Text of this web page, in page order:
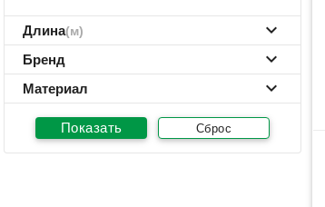
Длина(м)
Бренд
Материал
Сброс